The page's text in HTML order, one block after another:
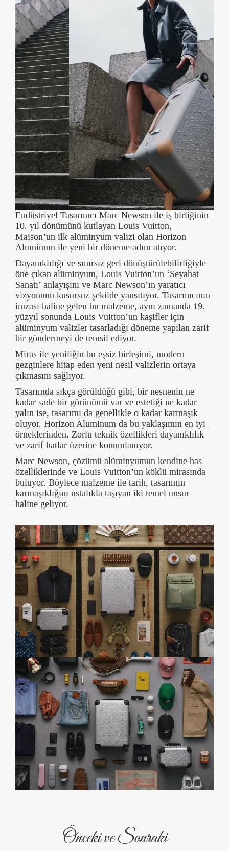
Endüstriyel Tasarımcı Marc Newson ile iş birliğinin
10. yıl dönümünü kutlayan Louis Vuitton,
Maison’un ilk alüminyum valizi olan Horizon
Aluminum ile yeni bir döneme adım atıyor.
Dayanıklılığı ve sınırsız geri dönüştürülebilirliğiyle
öne çıkan alüminyum, Louis Vuitton’un ‘Seyahat
Sanatı’ anlayışını ve Marc Newson’ın yaratıcı
vizyonunu kusursuz şekilde yansıtıyor. Tasarımcının
imzası haline gelen bu malzeme, aynı zamanda 19.
yüzyıl sonunda Louis Vuitton’un kaşifler için
alüminyum valizler tasarladığı döneme yapılan zarif
bir göndermeyi de temsil ediyor.
Miras ile yeniliğin bu eşsiz birleşimi, modern
gezginlere hitap eden yeni nesil valizlerin ortaya
çıkmasını sağlıyor.
Tasarımda sıkça görüldüğü gibi, bir nesnenin ne
kadar sade bir görünümü var ve estetiği ne kadar
yalın ise, tasarımı da genellikle o kadar karmaşık
oluyor. Horizon Aluminum da bu yaklaşımın en iyi
örneklerinden. Zorlu teknik özellikleri dayanıklılık
ve zarif hatlar üzerine konumlanıyor.
Marc Newson, çözümü alüminyumun kendine has
özelliklerinde ve Louis Vuitton’un köklü mirasında
buluyor. Böylece malzeme ile tarih, tasarımın
karmaşıklığını ustalıkla taşıyan iki temel unsur
haline geliyor.
Önceki ve Sonraki